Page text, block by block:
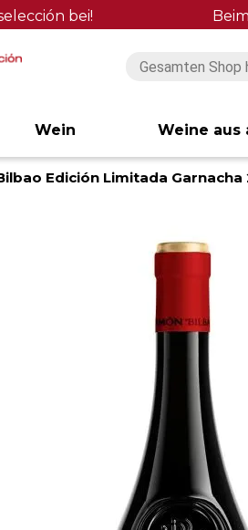
bei!
Wein Weine aus
Edición Limitada Garnacha